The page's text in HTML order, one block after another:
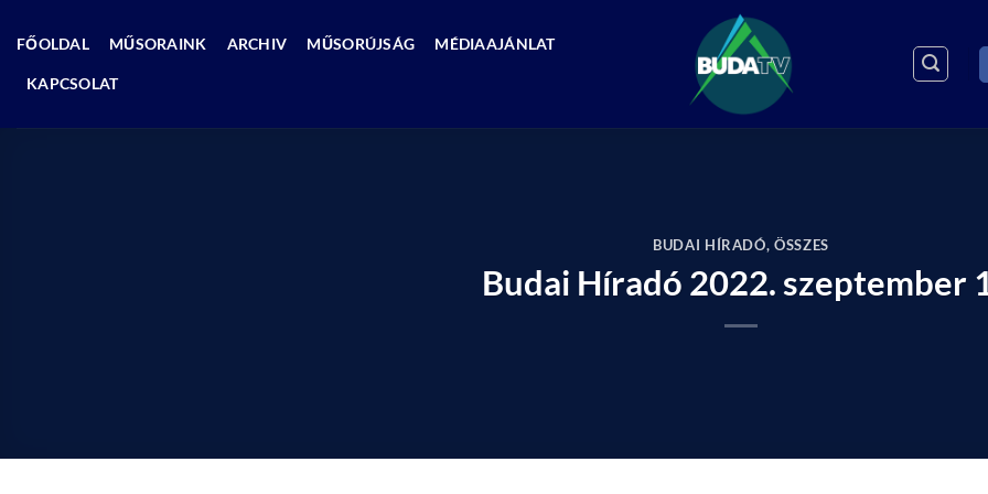
FŐOLDAL MŰSORAINK ARCHIV MŰSORÚJSÁG MÉDIAAJÁNLAT
KAPCSOLAT
BUDAI HÍRADÓ,ÖSSZES
Budai Híradó 2022. szeptember